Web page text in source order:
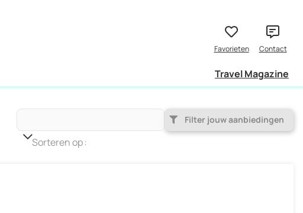
Travel Magazine
Filter jouw aanbiedingen
Sorteren op